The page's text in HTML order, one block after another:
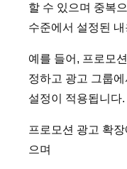
할 수 있으며 중복
수준에서 설정된
예를 들어, 프로모
정하고 광고 그룹
설정이 적용됩니다.
프로모션 광고 확
으며